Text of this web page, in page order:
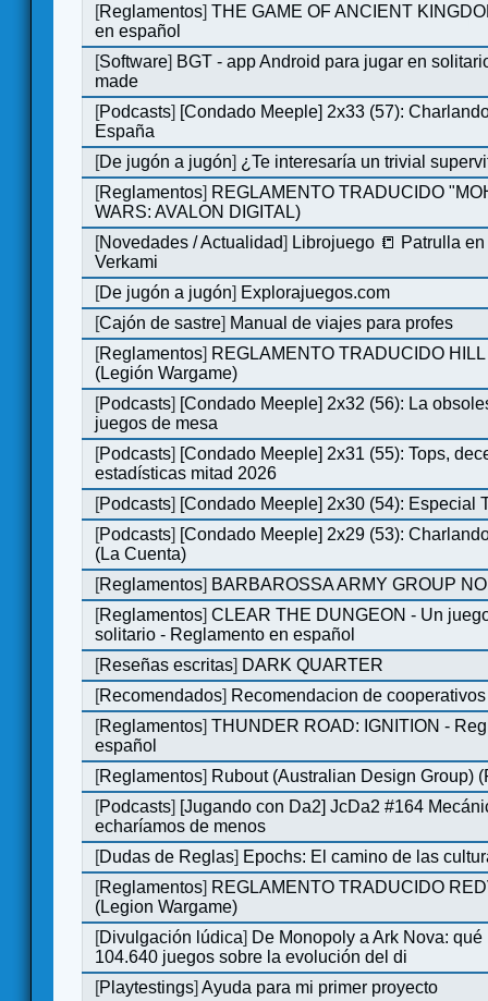
[Reglamentos]THE GAME OF ANCIENT
en español
[Software] BGT - app Android para jugar en
made
[Podcasts] [Condado Meeple] 2x33 (57):
España
[De jugón a jugón] ¿Te interesaría un trivial
[Reglamentos] REGLAMENTO TRADUCIDO
WARS: AVALON DIGITAL)
[Novedades / Actualidad] Librojuego 📒 Patrulla
Verkami
[De jugón a jugón] Explorajuegos.com
[Cajón de sastre] Manual de viajes para profes
[Reglamentos] REGLAMENTO TRADUCIDO
(Legión Wargame)
[Podcasts] [Condado Meeple] 2x32 (56): La
juegos de mesa
[Podcasts] [Condado Meeple] 2x31 (55): Tops,
estadísticas mitad 2026
[Podcasts] [Condado Meeple] 2x30 (54): Especial
[Podcasts] [Condado Meeple] 2x29 (53):
(La Cuenta)
[Reglamentos] BARBAROSSA ARMY GROUP
[Reglamentos]CLEAR THE DUNGEON - Un
solitario - Reglamento en español
[Reseñas escritas] DARK QUARTER
[Recomendados] Recomendacion de
[Reglamentos]THUNDER ROAD: IGNITION -
español
[Reglamentos] Rubout (Australian Design Group)
[Podcasts] [Jugando con Da2] JcDa2 #164
echaríamos de menos
[Dudas de Reglas] Epochs: El camino de las
[Reglamentos] REGLAMENTO TRADUCIDO
(Legion Wargame)
[Divulgación lúdica] De Monopoly a Ark Nova:
104.640 juegos sobre la evolución del di
[Playtestings]Ayuda para mi primer proyecto